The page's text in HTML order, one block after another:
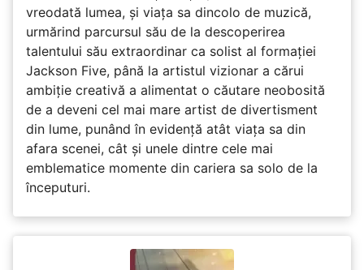
vreodată lumea, și viața sa dincolo de muzică,
urmărind parcursul său de la descoperirea
talentului său extraordinar ca solist al formației
Jackson Five, până la artistul vizionar a cărui
ambiție creativă a alimentat o căutare neobosită
de a deveni cel mai mare artist de divertisment
din lume, punând în evidență atât viața sa din
afara scenei, cât și unele dintre cele mai
emblematice momente din cariera sa solo de la
începuturi.